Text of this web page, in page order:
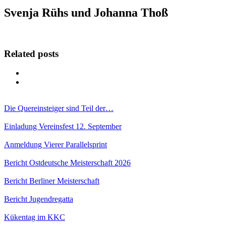
Svenja Rühs und Johanna Thoß
Related posts
Die Quereinsteiger sind Teil der…
Einladung Vereinsfest 12. September
Anmeldung Vierer Parallelsprint
Bericht Ostdeutsche Meisterschaft 2026
Bericht Berliner Meisterschaft
Bericht Jugendregatta
Kükentag im KKC